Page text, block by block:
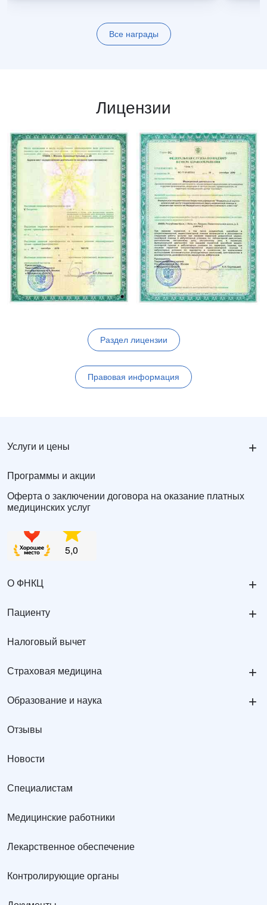
Все награды
Лицензии
Раздел лицензии
Правовая информация
Услуги и цены +
Программы и акции
Оферта о заключении договора на оказание платных
медицинских услуг
О ФНКЦ +
Пациенту +
Налоговый вычет
Страховая медицина +
Образование и наука +
Отзывы
Новости
Специалистам
Медицинские работники
Лекарственное обеспечение
Контролирующие органы